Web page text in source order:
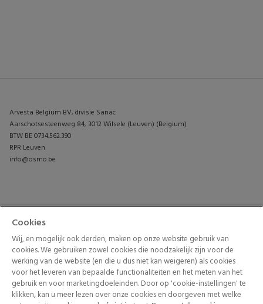
Arvesta Belgium BV, divisie Sanac
Aarschotsesteenweg 84, 3012 Wilsele (Leuven) (Belgium)
BTW BE 0734.562.390
RPR Leuven
info@osmo.be
TUININSPIRATIE
Cookies
Wij, en mogelijk ook derden, maken op onze website gebruik van
cookies. We gebruiken zowel cookies die noodzakelijk zijn voor de
werking van de website (en die u dus niet kan weigeren) als cookies
voor het leveren van bepaalde functionaliteiten en het meten van het
gebruik en voor marketingdoeleinden. Door op 'cookie-instellingen' te
klikken, kan u meer lezen over onze cookies en doorgeven met welke